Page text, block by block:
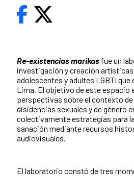
Re-existencias marikas fue un
investigación y creación
adolescentes y adultes LGBTI que
Lima. El objetivo de este espacio
perspectivas sobre el contexto
disidencias sexuales y de género
colectivamente estrategias para
sanación mediante recursos
audiovisuales.
El laboratorio constó de tres